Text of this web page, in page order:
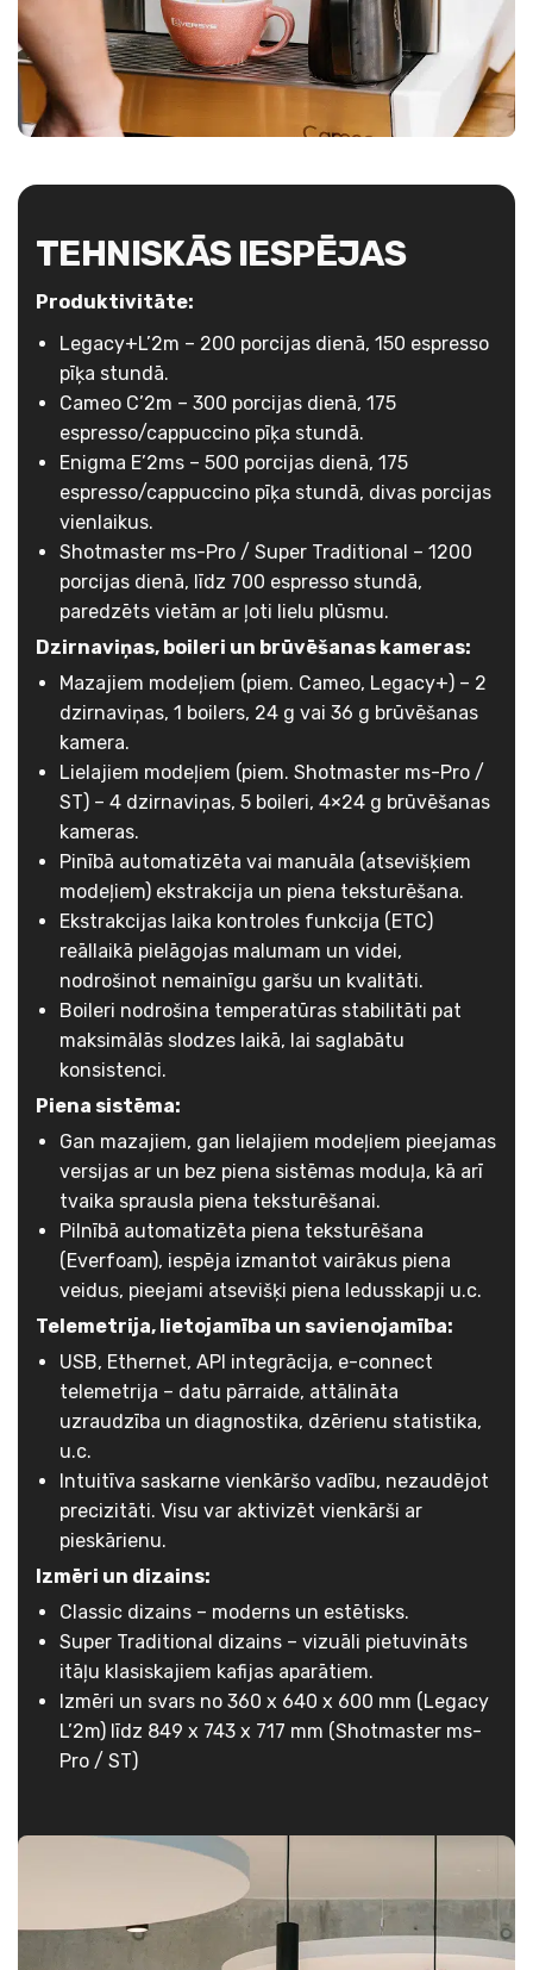
TEHNISKĀS IESPĒJAS
Produktivitāte:
Legacy+L’2m – 200 porcijas dienā, 150 espresso
pīķa stundā.
Cameo C’2m – 300 porcijas dienā, 175
espresso/cappuccino pīķa stundā.
Enigma E’2ms – 500 porcijas dienā, 175
espresso/cappuccino pīķa stundā, divas porcijas
vienlaikus.
Shotmaster ms-Pro / Super Traditional – 1200
porcijas dienā, līdz 700 espresso stundā,
paredzēts vietām ar ļoti lielu plūsmu.
Dzirnaviņas, boileri un brūvēšanas kameras:
Mazajiem modeļiem (piem. Cameo, Legacy+) – 2
dzirnaviņas, 1 boilers, 24 g vai 36 g brūvēšanas
kamera.
Lielajiem modeļiem (piem. Shotmaster ms-Pro /
ST) – 4 dzirnaviņas, 5 boileri, 4×24 g brūvēšanas
kameras.
Pinībā automatizēta vai manuāla (atsevišķiem
modeļiem) ekstrakcija un piena teksturēšana.
Ekstrakcijas laika kontroles funkcija (ETC)
reāllaikā pielāgojas malumam un videi,
nodrošinot nemainīgu garšu un kvalitāti.
Boileri nodrošina temperatūras stabilitāti pat
maksimālās slodzes laikā, lai saglabātu
konsistenci.
Piena sistēma:
Gan mazajiem, gan lielajiem modeļiem pieejamas
versijas ar un bez piena sistēmas moduļa, kā arī
tvaika sprausla piena teksturēšanai.
Pilnībā automatizēta piena teksturēšana
(Everfoam), iespēja izmantot vairākus piena
veidus, pieejami atsevišķi piena ledusskapji u.c.
Telemetrija, lietojamība un savienojamība:
USB, Ethernet, API integrācija, e-connect
telemetrija – datu pārraide, attālināta
uzraudzība un diagnostika, dzērienu statistika,
u.c.
Intuitīva saskarne vienkāršo vadību, nezaudējot
precizitāti. Visu var aktivizēt vienkārši ar
pieskārienu.
Izmēri un dizains:
Classic dizains – moderns un estētisks.
Super Traditional dizains – vizuāli pietuvināts
itāļu klasiskajiem kafijas aparātiem.
Izmēri un svars no 360 x 640 x 600 mm (Legacy
L’2m) līdz 849 x 743 x 717 mm (Shotmaster ms-
Pro / ST)